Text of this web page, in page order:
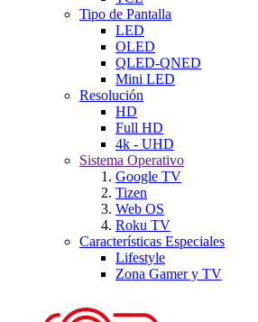
Tipo de Pantalla
LED
OLED
QLED-QNED
Mini LED
Resolución
HD
Full HD
4k - UHD
Sistema Operativo
Google TV
Tizen
Web OS
Roku TV
Características Especiales
Lifestyle
Zona Gamer y TV